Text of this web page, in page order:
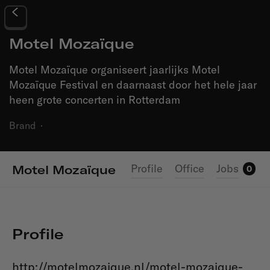
Motel Mozaïque
Motel Mozaïque organiseert jaarlijks Motel
Mozaïque Festival en daarnaast door het hele jaar
heen grote concerten in Rotterdam
Brand ·
Motel Mozaïque Profile Office Jobs 0
Profile
http://motelmozaique.nl/motel-mozaique-